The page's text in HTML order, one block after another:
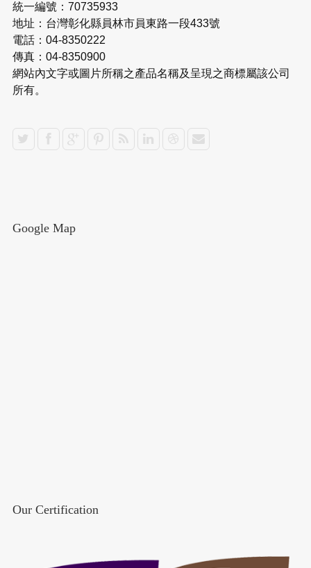
統一編號：70735933
地址：台灣彰化縣員林市員東路一段433號
電話：04-8350222
傳真：04-8350900
網站內文字或圖片所稱之產品名稱及呈現之商標屬該公司
所有。
Google Map
Our Certification